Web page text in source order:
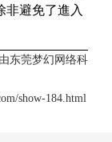
非避免了進入
东莞梦幻网络科
show-184.html